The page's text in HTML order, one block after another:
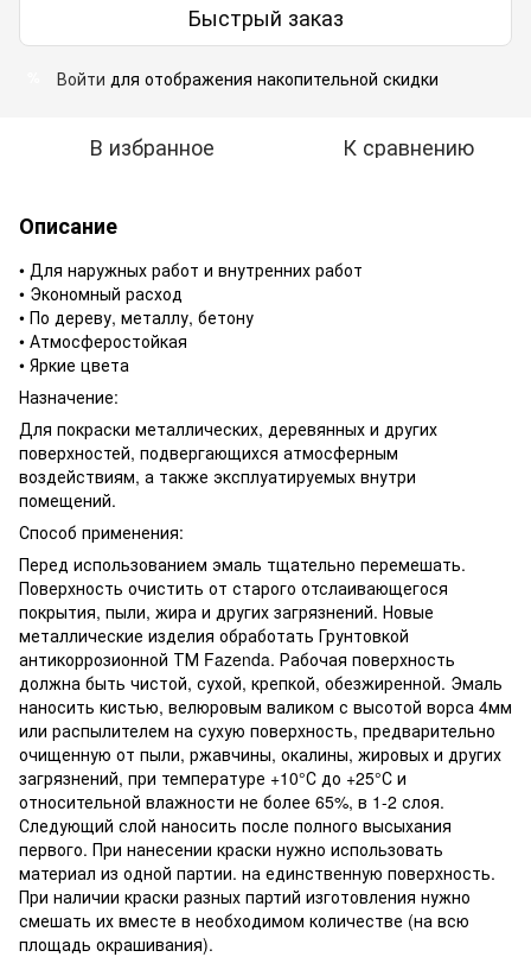
Быстрый заказ
Войти для отображения накопительной скидки
В избранное К сравнению
Описание
• Для наружных работ и внутренних работ
• Экономный расход
• По дереву, металлу, бетону
• Атмосферостойкая
• Яркие цвета
Назначение:
Для покраски металлических, деревянных и других
поверхностей, подвергающихся атмосферным
воздействиям, а также эксплуатируемых внутри
помещений.
Способ применения:
Перед использованием эмаль тщательно перемешать.
Поверхность очистить от старого отслаивающегося
покрытия, пыли, жира и других загрязнений. Новые
металлические изделия обработать Грунтовкой
антикоррозионной ТМ Fazenda. Рабочая поверхность
должна быть чистой, сухой, крепкой, обезжиренной. Эмаль
наносить кистью, велюровым валиком с высотой ворса 4мм
или распылителем на сухую поверхность, предварительно
очищенную от пыли, ржавчины, окалины, жировых и других
загрязнений, при температуре +10°С до +25°С и
относительной влажности не более 65%, в 1-2 слоя.
Следующий слой наносить после полного высыхания
первого. При нанесении краски нужно использовать
материал из одной партии. на единственную поверхность.
При наличии краски разных партий изготовления нужно
смешать их вместе в необходимом количестве (на всю
площадь окрашивания).